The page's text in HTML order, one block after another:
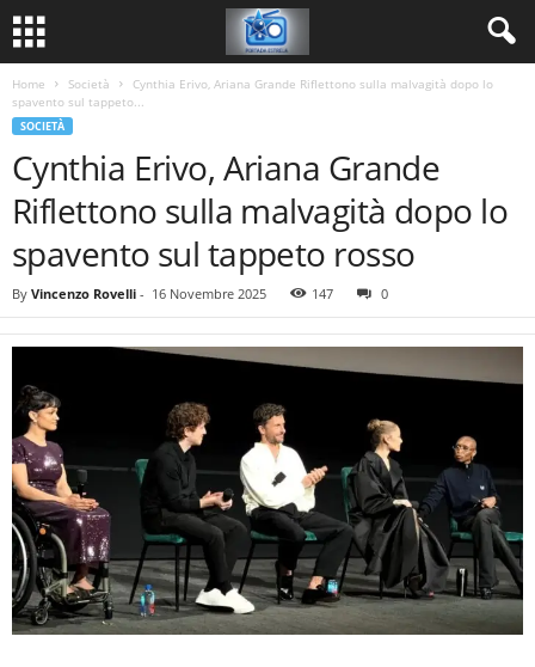
Home Società
Cynthia Erivo, Ariana Grande Riflettono sulla malvagità dopo lo
spavento sul tappeto...
SOCIETÀ
Cynthia Erivo, Ariana Grande
Riflettono sulla malvagità dopo lo
spavento sul tappeto rosso
By Vincenzo Rovelli - 16 Novembre 2025 147 0